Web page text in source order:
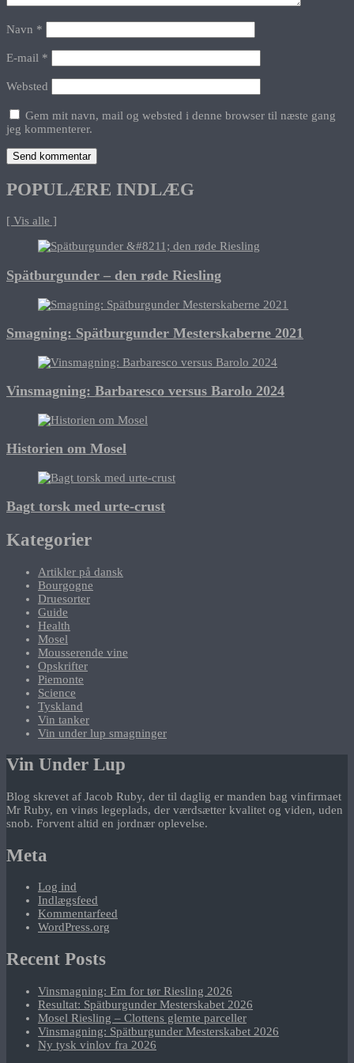
Navn *
E-mail *
Websted
Gem mit navn, mail og websted i denne browser til næste gang
jeg kommenterer.
POPULÆRE INDLÆG
[ Vis alle ]
Spätburgunder – den røde Riesling
Smagning: Spätburgunder Mesterskaberne 2021
Vinsmagning: Barbaresco versus Barolo 2024
Historien om Mosel
Bagt torsk med urte-crust
Kategorier
Artikler på dansk
Bourgogne
Druesorter
Guide
Health
Mosel
Mousserende vine
Opskrifter
Piemonte
Science
Tyskland
Vin tanker
Vin under lup smagninger
Vin Under Lup
Blog skrevet af Jacob Ruby, der til daglig er manden bag vinfirmaet
Mr Ruby, en vinøs legeplads, der værdsætter kvalitet og viden, uden
snob. Forvent altid en jordnær oplevelse.
Meta
Log ind
Indlægsfeed
Kommentarfeed
WordPress.org
Recent Posts
Vinsmagning: Em for tør Riesling 2026
Resultat: Spätburgunder Mesterskabet 2026
Mosel Riesling – Clottens glemte parceller
Vinsmagning: Spätburgunder Mesterskabet 2026
Ny tysk vinlov fra 2026